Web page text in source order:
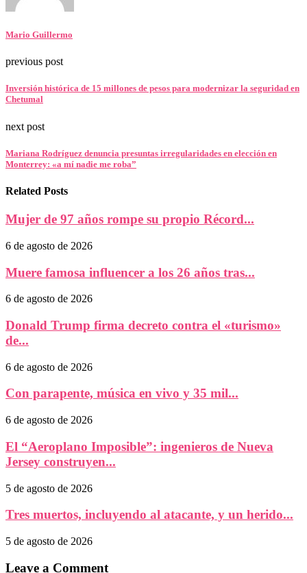
Mario Guillermo
previous post
Inversión histórica de 15 millones de pesos para modernizar la seguridad en
Chetumal
next post
Mariana Rodríguez denuncia presuntas irregularidades en elección en
Monterrey: «a mí nadie me roba”
Related Posts
Mujer de 97 años rompe su propio Récord...
6 de agosto de 2026
Muere famosa influencer a los 26 años tras...
6 de agosto de 2026
Donald Trump firma decreto contra el «turismo»
de...
6 de agosto de 2026
Con parapente, música en vivo y 35 mil...
6 de agosto de 2026
El “Aeroplano Imposible”: ingenieros de Nueva
Jersey construyen...
5 de agosto de 2026
Tres muertos, incluyendo al atacante, y un herido...
5 de agosto de 2026
Leave a Comment